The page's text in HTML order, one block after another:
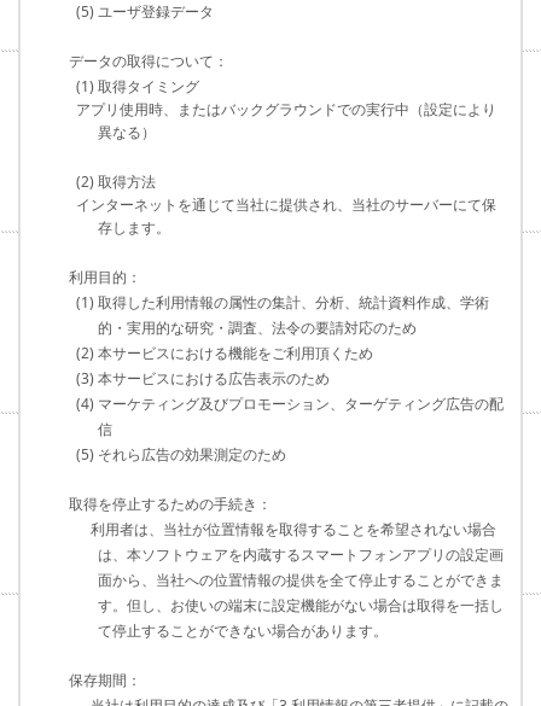
(5) ユーザ登録データ
データの取得について：
(1) 取得タイミング
アプリ使用時、またはバックグラウンドでの実行中（設定により
異なる）
(2) 取得方法
インターネットを通じて当社に提供され、当社のサーバーにて保
存します。
利用目的：
(1) 取得した利用情報の属性の集計、分析、統計資料作成、学術
的・実用的な研究・調査、法令の要請対応のため
(2) 本サービスにおける機能をご利用頂くため
(3) 本サービスにおける広告表示のため
(4) マーケティング及びプロモーション、ターゲティング広告の配
信
(5) それら広告の効果測定のため
取得を停止するための手続き：
利用者は、当社が位置情報を取得することを希望されない場合
は、本ソフトウェアを内蔵するスマートフォンアプリの設定画
面から、当社への位置情報の提供を全て停止することができま
す。但し、お使いの端末に設定機能がない場合は取得を一括し
て停止することができない場合があります。
保存期間：